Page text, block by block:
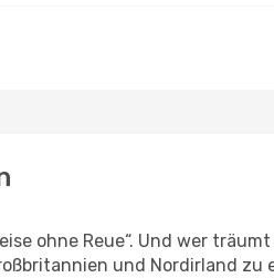
ohne Reue“. Und wer
und Nordirland zu